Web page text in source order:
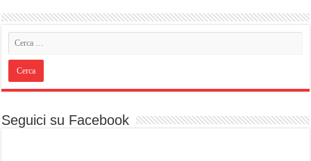
Seguici su Facebook